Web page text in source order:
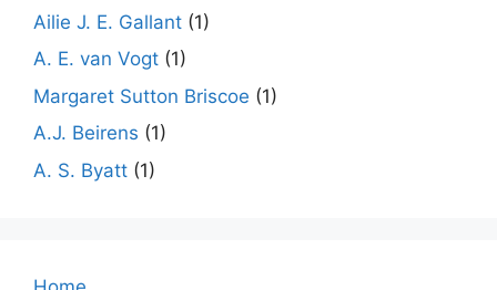
Ailie J. E. Gallant (1)
A. E. van Vogt (1)
Margaret Sutton Briscoe (1)
A.J. Beirens (1)
A. S. Byatt (1)